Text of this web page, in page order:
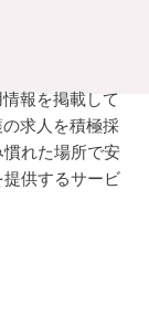
報を掲載して
求人を積極採
れた場所で安
供するサービ